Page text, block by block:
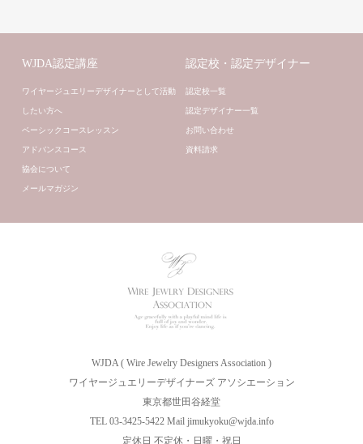
WJDA認定講座
ワイヤージュエリーデザイナーとして活動
したい方へ
ベーシックコースレッスン
アドバンスコース
協会について
メールマガジン
認定校・認定デザイナー
認定校一覧
認定デザイナー一覧
お問い合わせ
資料請求
WJDA ( Wire Jewelry Designers Association )
ワイヤージュエリーデザイナーズ アソシエーション
東京都世田谷経堂
TEL 03-3425-5422 Mail jimukyoku@wjda.info
定休日 不定休・日曜・祝日